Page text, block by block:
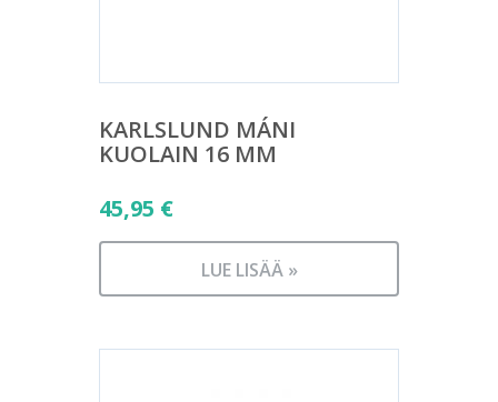
KARLSLUND MÁNI
KUOLAIN 16 MM
45,95 €
LUE LISÄÄ »